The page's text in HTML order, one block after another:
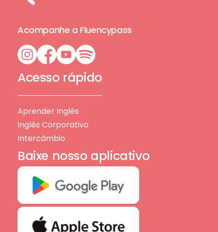
Acompanhe a Fluencypass
Acesso rápido
Aprender Inglês
Inglês Corporativo
Intercâmbio
Baixe nosso aplicativo